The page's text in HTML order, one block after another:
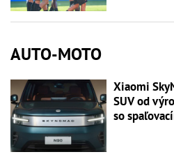
AUTO-MOTO
Xiaomi
SUV od
so